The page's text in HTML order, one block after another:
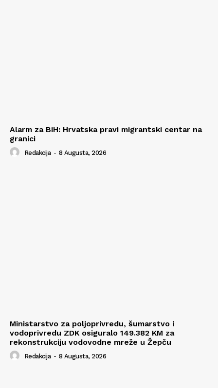
Alarm za BiH: Hrvatska pravi migrantski centar na
granici
Redakcija - 8 Augusta, 2026
Ministarstvo za poljoprivredu, šumarstvo i
vodoprivredu ZDK osiguralo 149.382 KM za
rekonstrukciju vodovodne mreže u Žepču
Redakcija - 8 Augusta, 2026